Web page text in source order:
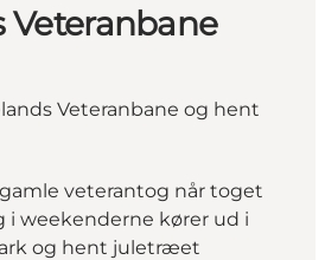
Veteranbane
Veteranbane og hent
veterantog når toget
i weekenderne kører ud i
og hent juletræet